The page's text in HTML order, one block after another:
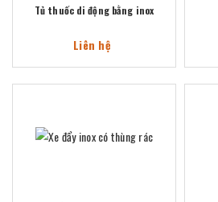
Tủ thuốc di động bằng inox
Liên hệ